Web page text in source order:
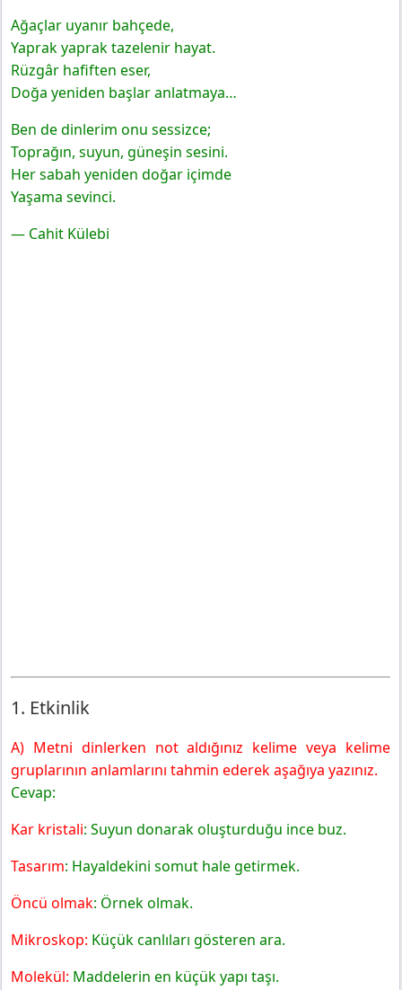
Ağaçlar uyanır bahçede,
Yaprak yaprak tazelenir hayat.
Rüzgâr hafiften eser,
Doğa yeniden başlar anlatmaya…
Ben de dinlerim onu sessizce;
Toprağın, suyun, güneşin sesini.
Her sabah yeniden doğar içimde
Yaşama sevinci.
— Cahit Külebi
1. Etkinlik
A) Metni dinlerken not aldığınız kelime veya kelime
gruplarının anlamlarını tahmin ederek aşağıya yazınız.
Cevap:
Kar kristali: Suyun donarak oluşturduğu ince buz.
Tasarım: Hayaldekini somut hale getirmek.
Öncü olmak: Örnek olmak.
Mikroskop: Küçük canlıları gösteren ara.
Molekül: Maddelerin en küçük yapı taşı.